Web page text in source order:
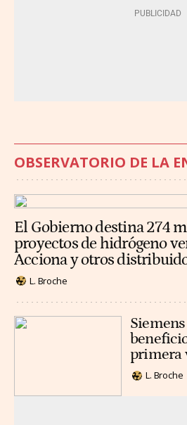
OBSERVATORIO DE LA
El Gobierno destina 274
proyectos de hidrógeno
Acciona y otros
L. Broche
primera
L. Broche